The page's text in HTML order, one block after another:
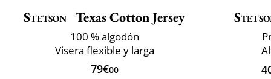
Stetson Texas Cotton Jersey
100 % algodón
Visera flexible y larga
79€00